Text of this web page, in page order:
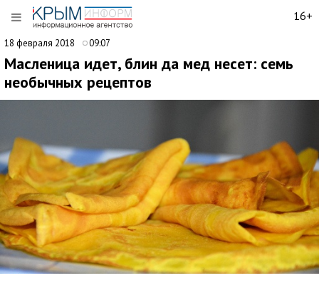
16+
18 февраля 2018 09:07
Масленица идет, блин да мед несет: семь
необычных рецептов